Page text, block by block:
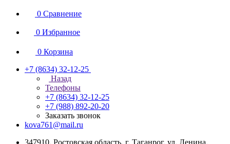
0 Сравнение
0 Избранное
0 Корзина
+7 (8634) 32-12-25
Назад
Телефоны
+7 (8634) 32-12-25
+7 (988) 892-20-20
Заказать звонок
kova761@mail.ru
347910, Ростовская область, г. Таганрог, ул. Ленина,